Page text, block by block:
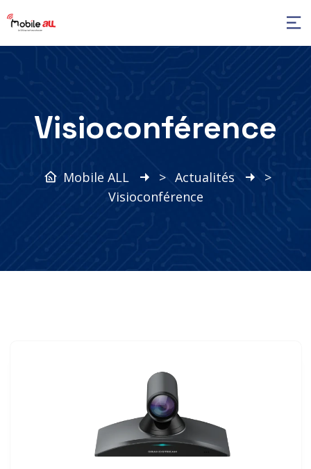
Visioconférence
Mobile ALL > Actualités
>
Visioconférence